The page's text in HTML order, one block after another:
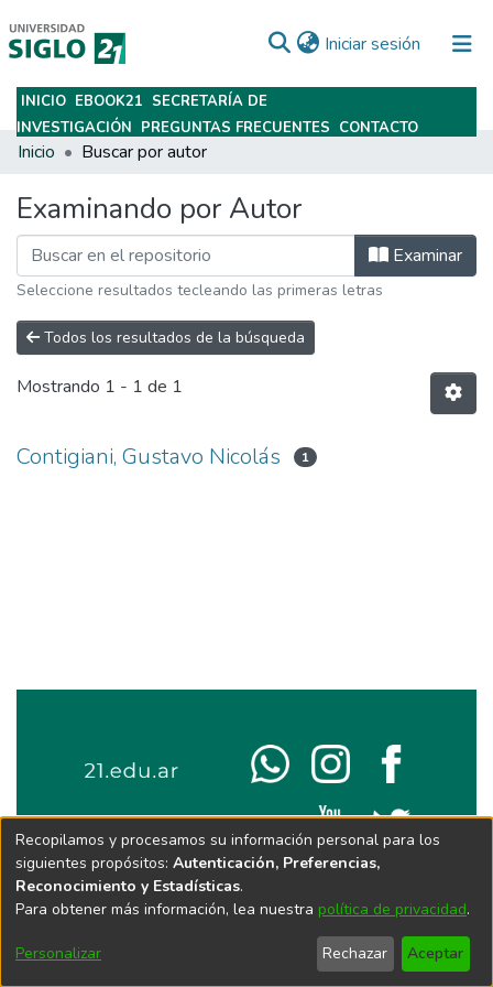
Iniciar sesión (current)
Subir
INICIO EBOOK21 SECRETARÍA DE
INVESTIGACIÓN PREGUNTAS FRECUENTES CONTACTO
Inicio Buscar por autor
Examinando por Autor
Examinar
Seleccione resultados tecleando las primeras letras
Todos los resultados de la búsqueda
Mostrando 1 - 1 de 1
Contigiani, Gustavo Nicolás 1
Recopilamos y procesamos su información personal para los
siguientes propósitos: Autenticación, Preferencias,
Reconocimiento y Estadísticas.
Para obtener más información, lea nuestra política de privacidad.
Personalizar Rechazar Aceptar